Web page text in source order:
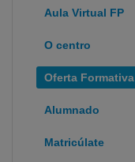
Aula Virtual FP
O centro
Oferta Formativa
Alumnado
Matricúlate